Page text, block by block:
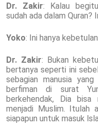
Dr. Zakir: Kalau
sudah ada dalam Quran?
Yoko: Ini hanya
Dr. Zakir: Bukan
bertanya seperti ini
sebagian manusia
berfiman di surat
berkehendak, Dia
menjadi Muslim. Itulah
siapapun untuk masuk